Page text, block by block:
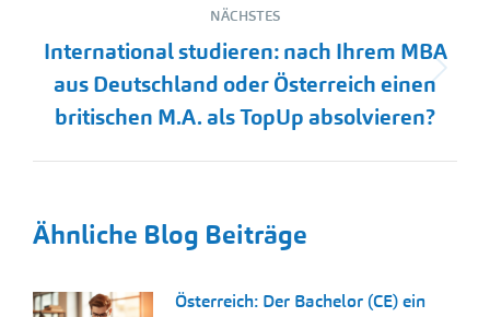
NÄCHSTES
Nächster
Beitrag:
International studieren: nach Ihrem MBA
aus Deutschland oder Österreich einen
britischen M.A. als TopUp absolvieren?
Ähnliche Blog Beiträge
Österreich: Der Bachelor (CE) ein